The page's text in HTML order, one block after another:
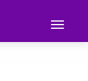
Toggle